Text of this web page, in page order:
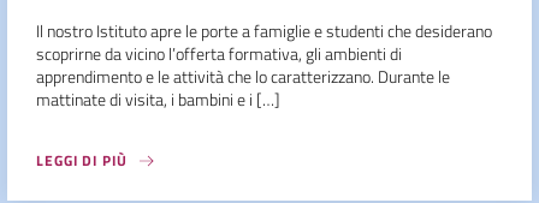
Il nostro Istituto apre le porte a famiglie e studenti che desiderano
scoprirne da vicino l’offerta formativa, gli ambienti di
apprendimento e le attività che lo caratterizzano. Durante le
mattinate di visita, i bambini e i […]
LEGGI DI PIÙ